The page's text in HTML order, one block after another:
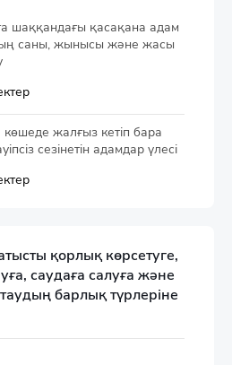
шаққандағы қасақана адам
саны, жынысы және жасы
жалғыз кетіп бара
сезінетін адамдар үлесі
қорлық көрсетуге,
саудаға салуға және
барлық түрлеріне